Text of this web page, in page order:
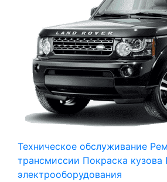
Техническое обслуживание
трансмиссии Покраска кузова
электрооборудования